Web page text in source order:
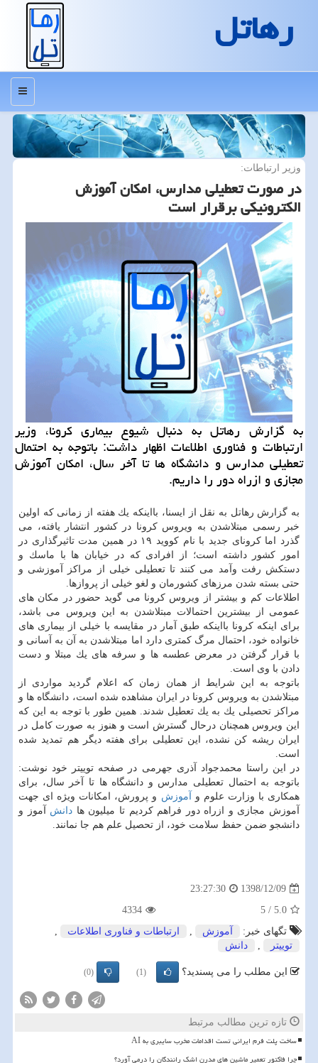
رهاتل
منو
وزیر ارتباطات:
در صورت تعطیلی مدارس، امكان آموزش
الكترونیكی برقرار است
به گزارش رهاتل به دنبال شیوع بیماری كرونا، وزیر
ارتباطات و فناوری اطلاعات اظهار داشت: باتوجه به احتمال
تعطیلی مدارس و دانشگاه ها تا آخر سال، امكان آموزش
مجازی و ازراه دور را داریم.
به گزارش رهاتل به نقل از ایسنا، بااینكه یك هفته از زمانی كه اولین
خبر رسمی مبتلاشدن به ویروس كرونا در كشور انتشار یافته، می
گذرد اما كرونای جدید با نام كووید ۱۹ در همین مدت تاثیرگذاری در
امور كشور داشته است؛ از افرادی كه در خیابان ها با ماسك و
دستكش رفت وآمد می كنند تا تعطیلی خیلی از مراكز آموزشی و
حتی بسته شدن مرزهای كشورمان و لغو خیلی از پروازها.
اطلاعات كم و بیشتر از ویروس كرونا می گوید حضور در مكان های
عمومی از بیشترین احتمالات مبتلاشدن به این ویروس می باشد،
برای اینكه كرونا بااینكه طبق آمار در مقایسه با خیلی از بیماری های
خانواده خود، احتمال مرگ كمتری دارد اما مبتلاشدن به آن به آسانی و
با قرار گرفتن در معرض عطسه ها و سرفه های یك مبتلا و دست
دادن با وی است.
باتوجه به این شرایط از همان زمان كه اعلام گردید مواردی از
مبتلاشدن به ویروس كرونا در ایران مشاهده شده است، دانشگاه ها و
مراكز تحصیلی یك به یك تعطیل شدند. همین طور با توجه به این كه
این ویروس همچنان درحال گسترش است و هنوز به صورت كامل در
ایران ریشه كن نشده، این تعطیلی برای هفته دیگر هم تمدید شده
است.
در این راستا محمدجواد آذری جهرمی در صفحه توییتر خود نوشت:
باتوجه به احتمال تعطیلی مدارس و دانشگاه ها تا آخر سال، برای
همكاری با وزارت علوم و آموزش و پرورش، امكانات ویژه ای جهت
آموزش مجازی و ازراه دور فراهم كردیم تا میلیون ها دانش آموز و
دانشجو ضمن حفظ سلامت خود، از تحصیل علم هم جا نمانند.
1398/12/09
23:27:30
5.0
/
5
4334
تگهای خبر:
آموزش , ارتباطات و فناوری اطلاعات
,
توییتر
, دانش
این مطلب را می پسندید؟ (1)
(0)
تازه ترین مطالب مرتبط
ساخت پلت فرم ایرانی تست اقدامات مخرب سایبری به AI
چرا فاکتور تعمیر ماشین های مدرن اشک رانندگان را درمی آورد؟